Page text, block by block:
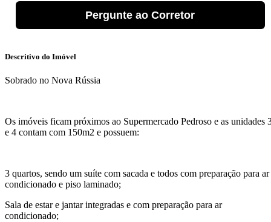
Pergunte ao Corretor
Descritivo do Imóvel
Sobrado no Nova Rússia
Os imóveis ficam próximos ao Supermercado Pedroso e as unidades
e 4 contam com 150m2 e possuem:
3 quartos, sendo um suíte com sacada e todos com preparação para ar
condicionado e piso laminado;
Sala de estar e jantar integradas e com preparação para ar
condicionado;